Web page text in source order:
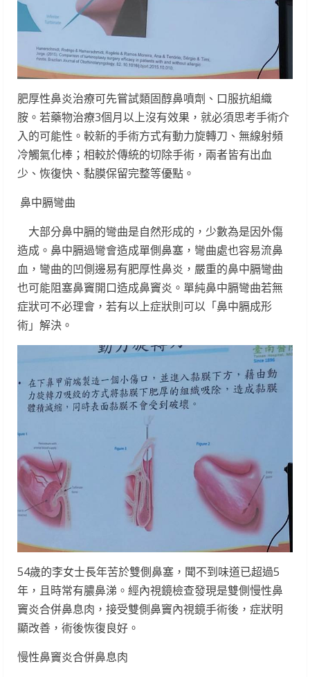
肥厚性鼻炎治療可先嘗試類固醇鼻噴劑、口服抗組織
胺。若藥物治療3個月以上沒有效果，就必須思考手術介
入的可能性。較新的手術方式有動力旋轉刀、無線射頻
冷觸氣化棒；相較於傳統的切除手術，兩者皆有出血
少、恢復快、黏膜保留完整等優點。
鼻中膈彎曲
大部分鼻中膈的彎曲是自然形成的，少數為是因外傷
造成。鼻中膈過彎會造成單側鼻塞，彎曲處也容易流鼻
血，彎曲的凹側邊易有肥厚性鼻炎，嚴重的鼻中膈彎曲
也可能阻塞鼻竇開口造成鼻竇炎。單純鼻中膈彎曲若無
症狀可不必理會，若有以上症狀則可以「鼻中膈成形
術」解決。
54歲的李女士長年苦於雙側鼻塞，聞不到味道已超過5
年，且時常有膿鼻涕。經內視鏡檢查發現是雙側慢性鼻
竇炎合併鼻息肉，接受雙側鼻竇內視鏡手術後，症狀明
顯改善，術後恢復良好。
慢性鼻竇炎合併鼻息肉